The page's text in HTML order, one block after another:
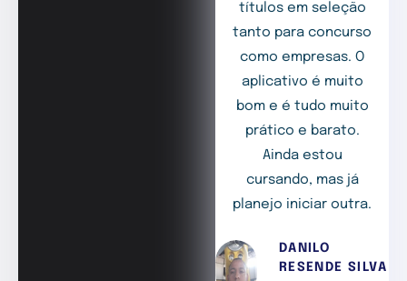
títulos em seleção
tanto para concurso
como empresas. O
aplicativo é muito
bom e é tudo muito
prático e barato.
Ainda estou
cursando, mas já
planejo iniciar outra.
DANILO
RESENDE SILVA